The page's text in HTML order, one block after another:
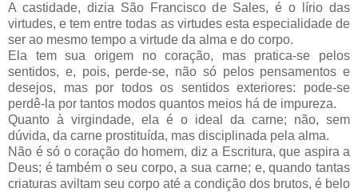
A castidade, dizia São Francisco de Sales, é o lírio das
virtudes, e tem entre todas as virtudes esta especialidade de
ser ao mesmo tempo a virtude da alma e do corpo.
Ela tem sua origem no coração, mas pratica-se pelos
sentidos, e, pois, perde-se, não só pelos pensamentos e
desejos, mas por todos os sentidos exteriores: pode-se
perdê-la por tantos modos quantos meios há de impureza.
Quanto à virgindade, ela é o ideal da carne; não, sem
dúvida, da carne prostituída, mas disciplinada pela alma.
Não é só o coração do homem, diz a Escritura, que aspira a
Deus; é também o seu corpo, a sua carne; e, quando tantas
criaturas aviltam seu corpo até a condição dos brutos, é belo